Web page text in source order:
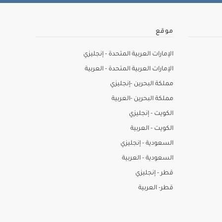
موقع
الإمارات العربية المتحدة - إنجليزي
الإمارات العربية المتحدة - العربية
مملكة البحرين -إنجليزي
مملكة البحرين -العربية
الكويت - إنجليزي
الكويت - العربية
السعودية - إنجليزي
السعودية - العربية
قطر - إنجليزي
قطر- العربية